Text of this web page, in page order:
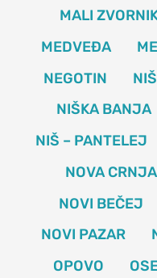
MALI
MEDVEĐA
NEGOTIN
NIŠ
NIŠKA BANJA
NIŠ – PANTELEJ
NOVA CRNJA
NOVI BEČEJ
NOVI PAZAR
OPOVO